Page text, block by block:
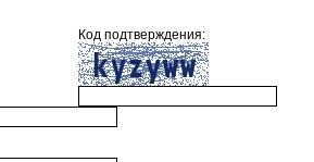
Код подтверждения: